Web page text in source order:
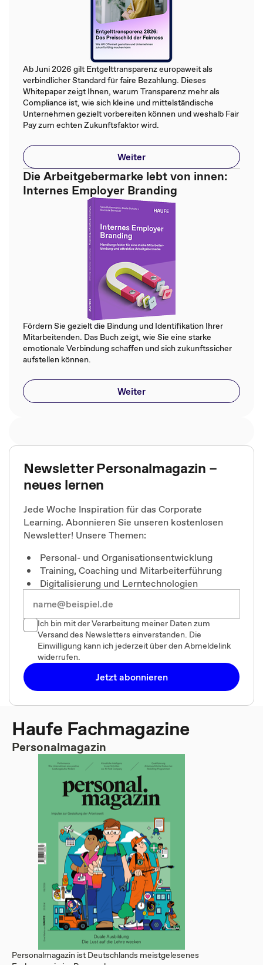
Ab Juni 2026 gilt Entgelttransparenz europaweit als
verbindlicher Standard für faire Bezahlung. Dieses
Whitepaper zeigt Ihnen, warum Transparenz mehr als
Compliance ist, wie sich kleine und mittelständische
Unternehmen gezielt vorbereiten können und weshalb Fair
Pay zum echten Zukunftsfaktor wird.
Weiter
Die Arbeitgebermarke lebt von innen:
Internes Employer Branding
Fördern Sie gezielt die Bindung und Identifikation Ihrer
Mitarbeitenden. Das Buch zeigt, wie Sie eine starke
emotionale Verbindung schaffen und sich zukunftssicher
aufstellen können.
Weiter
Newsletter Personalmagazin –
neues lernen
Jede Woche Inspiration für das Corporate
Learning. Abonnieren Sie unseren kostenlosen
Newsletter! Unsere Themen:
Personal- und Organisationsentwicklung
Training, Coaching und Mitarbeiterführung
Digitalisierung und Lerntechnologien
Ich bin mit der Verarbeitung meiner Daten zum
Versand des Newsletters einverstanden. Die
Einwilligung kann ich jederzeit über den Abmeldelink
widerrufen.
Jetzt abonnieren
Haufe Fachmagazine
Personalmagazin
Personalmagazin ist Deutschlands meistgelesenes